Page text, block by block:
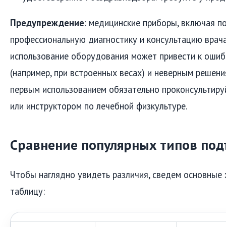
Предупреждение: медицинские приборы, включая
профессиональную диагностику и консультацию
использование оборудования может привести к
(например, при встроенных весах) и неверным
первым использованием обязательно
или инструктором по лечебной физкультуре.
Сравнение популярных типов
Чтобы наглядно увидеть различия, сведем основные
таблицу: